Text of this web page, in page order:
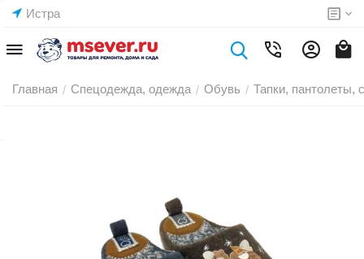
Истра
Главная / Спецодежда, одежда / Обувь / Тапки, пантолеты,